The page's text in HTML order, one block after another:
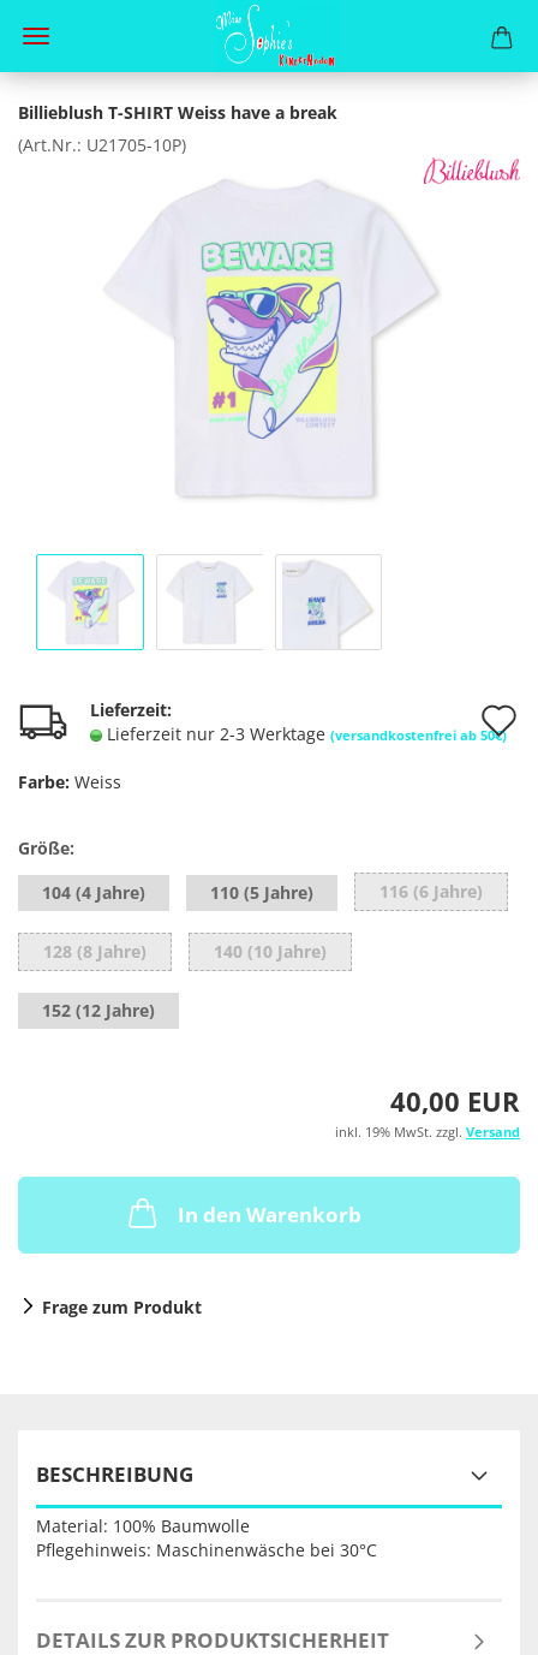
Billieblush T-SHIRT Weiss have a break
(Art.Nr.: U21705-10P)
Lieferzeit:
Lieferzeit nur 2-3 Werktage (versandkostenfrei ab 50€)
Farbe: Weiss
Größe:
104 (4 Jahre)
110 (5 Jahre) 116 (6 Jahre)
128 (8 Jahre) 140 (10 Jahre)
152 (12 Jahre)
40,00 EUR
inkl. 19% MwSt. zzgl. Versand
In den Warenkorb
Frage zum Produkt
BESCHREIBUNG
Material: 100% Baumwolle
Pflegehinweis: Maschinenwäsche bei 30°C
DETAILS ZUR PRODUKTSICHERHEIT